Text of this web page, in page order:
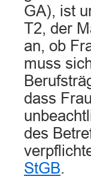
GA), ist
T2, der
an, ob
muss
dass
des
StGB.